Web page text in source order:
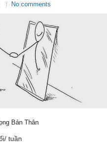
No comments
Bản Thân
tuần